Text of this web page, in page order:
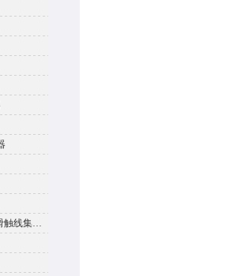
柔性集电器|C型柔性滑触线集电器